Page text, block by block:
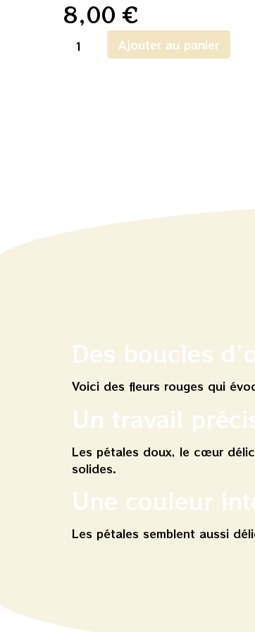
8,00 €
Ajouter au panier
Des boucles
Voici des fleurs rouges qui
Un travail
Les pétales doux, le cœur
solides.
Une couleur
Les pétales semblent aussi